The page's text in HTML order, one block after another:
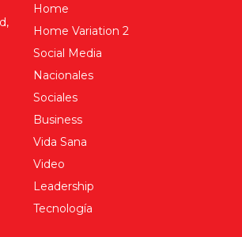
Quick Link